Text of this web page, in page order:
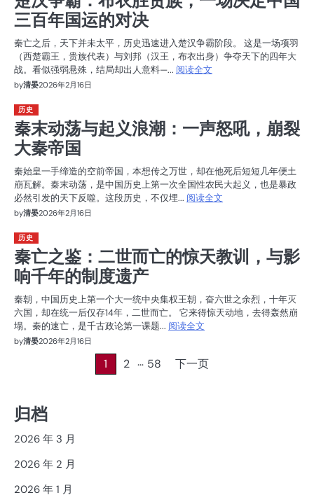
三百年国运的对决
秦亡之后，天下并未太平，历史迅速进入楚汉争霸阶段。 这是一场项羽
（西楚霸王，贵族代表）与刘邦（汉王，布衣出身）争夺天下的四年大
战。看似强弱悬殊，结局却出人意料—... 阅读全文
by清晏2026年2月16日
历史
秦末动荡与起义浪潮：一声怒吼，崩裂
大秦帝国
秦始皇一手缔造的空前帝国，本想传之万世，却在他死后短短几年便土
崩瓦解。秦末动荡，是中国历史上第一次全国性农民大起义，也是暴政
必然引发的天下反噬。这段历史，不仅埋... 阅读全文
by清晏2026年2月16日
历史
秦亡之鉴：二世而亡的惊天教训，与影
响千年的制度遗产
秦朝，中国历史上第一个大一统中央集权王朝，奋六世之余烈，十年灭
六国，却在统一后仅存14年，二世而亡。 它来得惊天动地，去得轰然崩
塌。秦的速亡，是千古政论第一课题... 阅读全文
by清晏2026年2月16日
分
页
1 2 … 58 下一页
归档
2026 年 3 月
2026 年 2 月
2026 年 1 月